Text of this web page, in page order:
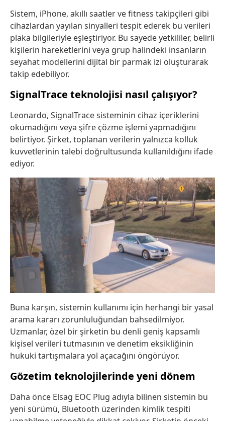
Sistem, iPhone, akıllı saatler ve fitness takipçileri gibi
cihazlardan yayılan sinyalleri tespit ederek bu verileri
plaka bilgileriyle eşleştiriyor. Bu sayede yetkililer, belirli
kişilerin hareketlerini veya grup halindeki insanların
seyahat modellerini dijital bir parmak izi oluşturarak
takip edebiliyor.
SignalTrace teknolojisi nasıl çalışıyor?
Leonardo, SignalTrace sisteminin cihaz içeriklerini
okumadığını veya şifre çözme işlemi yapmadığını
belirtiyor. Şirket, toplanan verilerin yalnızca kolluk
kuvvetlerinin talebi doğrultusunda kullanıldığını ifade
ediyor.
Buna karşın, sistemin kullanımı için herhangi bir yasal
arama kararı zorunluluğundan bahsedilmiyor.
Uzmanlar, özel bir şirketin bu denli geniş kapsamlı
kişisel verileri tutmasının ve denetim eksikliğinin
hukuki tartışmalara yol açacağını öngörüyor.
Gözetim teknolojilerinde yeni dönem
Daha önce Elsag EOC Plug adıyla bilinen sistemin bu
yeni sürümü, Bluetooth üzerinden kimlik tespiti